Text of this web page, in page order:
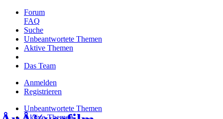
Forum
FAQ
Suche
Unbeantwortete Themen
Aktive Themen
Das Team
Anmelden
Registrieren
Unbeantwortete Themen
Aktive Themen